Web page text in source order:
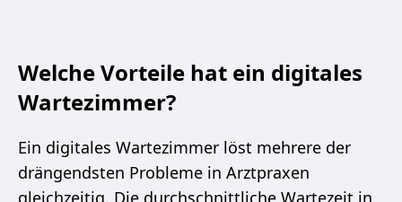
Welche Vorteile hat ein digitales
Wartezimmer?
Ein digitales Wartezimmer löst mehrere der
drängendsten Probleme in Arztpraxen